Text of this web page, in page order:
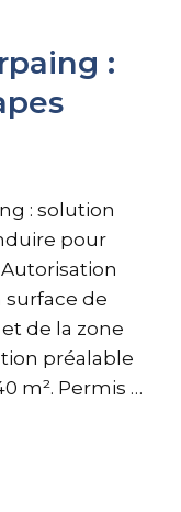
:
: solution
pour
surface de
de la zone
préalable
m². Permis …